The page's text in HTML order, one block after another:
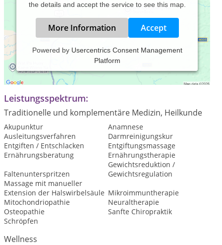
the details and accept the service to see this map.
More Information Accept
Powered by Usercentrics Consent Management
Platform
Naturheilpraxis für Schmerztherapie, Osteopathie,
orthomolekulare Medizin und ästhetische Behandlungen
Leistungsspektrum:
Traditionelle und komplementäre Medizin, Heilkunde
Akupunktur
Anamnese
Ausleitungsverfahren
Darmreinigungskur
Entgiften / Entschlacken
Entgiftungsmassage
Ernährungsberatung
Ernährungstherapie
Faltenunterspritzen
Gewichtsreduktion /
Gewichtsregulation
Massage mit manueller
Extension der Halswirbelsäule Mikroimmuntherapie
Mitochondriopathie
Neuraltherapie
Osteopathie
Sanfte Chiropraktik
Schröpfen
Wellness